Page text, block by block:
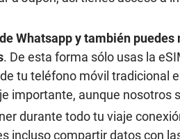
Whatsapp y también puedes
. De esta forma sólo usas la
tu teléfono móvil tradicional
importante, aunque nosotros
durante todo tu viaje
incluso compartir datos con